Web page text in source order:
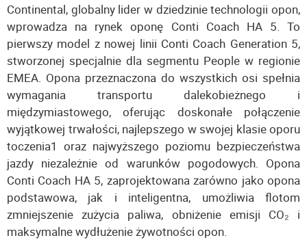
Continental, globalny lider w dziedzinie technologii opon,
wprowadza na rynek oponę Conti Coach HA 5. To
pierwszy model z nowej linii Conti Coach Generation 5,
stworzonej specjalnie dla segmentu People w regionie
EMEA. Opona przeznaczona do wszystkich osi spełnia
wymagania transportu dalekobieżnego i
międzymiastowego, oferując doskonałe połączenie
wyjątkowej trwałości, najlepszego w swojej klasie oporu
toczenia1 oraz najwyższego poziomu bezpieczeństwa
jazdy niezależnie od warunków pogodowych. Opona
Conti Coach HA 5, zaprojektowana zarówno jako opona
podstawowa, jak i inteligentna, umożliwia flotom
zmniejszenie zużycia paliwa, obniżenie emisji CO₂ i
maksymalne wydłużenie żywotności opon.